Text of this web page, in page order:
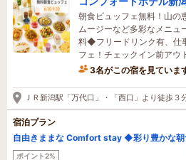
朝食ビュッフェ無料！山の
ムージーなど多彩なメニ
料◆フリードリンク有、仕
フェ！チェックイン前アウ
3名がこの宿を見ていま
51分前に予約されました
ＪＲ新潟駅「万代口」・「西口」より徒歩３
宿泊プラン
自由きままな Comfort stay ◆彩り豊かな
ポイント2%